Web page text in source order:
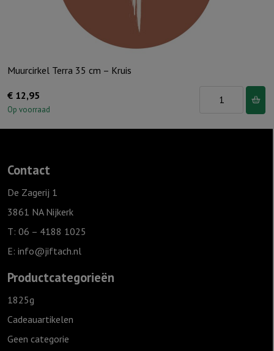
Muurcirkel Terra 35 cm – Kruis
€ 12,95
Op voorraad
Muurcirkel
35
Contact
De Zagerij 1
3861 NA Nijkerk
T: 06 – 4188 1025
E: info@jiftach.nl
Productcategorieën
1825g
Cadeauartikelen
Geen categorie